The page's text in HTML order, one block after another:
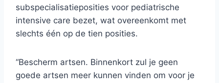
subspecialisatieposities voor pediatrische
intensive care bezet, wat overeenkomt met
slechts één op de tien posities.
“Bescherm artsen. Binnenkort zul je geen
goede artsen meer kunnen vinden om voor je